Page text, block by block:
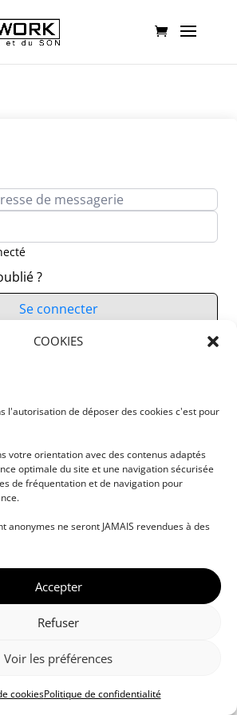
COOKIES
l'autorisation de déposer des cookies c'est pour
votre orientation avec des contenus adaptés
optimale du site et une navigation sécurisée
de fréquentation et de navigation pour
anonymes ne seront JAMAIS revendues à des
Accepter
Refuser
Voir les préférences
cookiesPolitique de confidentialité
?
Se connecter
compte ?
professionnelles • Paris •